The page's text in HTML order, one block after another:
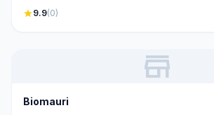
star9.9(0)
store
Biomauri